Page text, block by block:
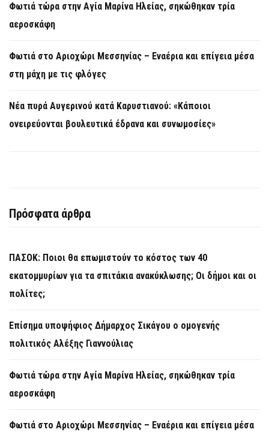
Φωτιά τώρα στην Aγία Μαρίνα Ηλείας, σηκώθηκαν τρία
αεροσκάφη
Φωτιά στο Αριοχώρι Μεσσηνίας – Εναέρια και επίγεια μέσα
στη μάχη με τις φλόγες
Νέα πυρά Αυγερινού κατά Καρυστιανού: «Κάποιοι
ονειρεύονται βουλευτικά έδρανα και συνωμοσίες»
Πρόσφατα άρθρα
ΠΑΣΟΚ: Ποιοι θα επωμιστούν το κόστος των 40
εκατομμυρίων για τα σπιτάκια ανακύκλωσης; Οι δήμοι και οι
πολίτες;
Επίσημα υποψήφιος Δήμαρχος Σικάγου ο ομογενής
πολιτικός Αλέξης Γιαννούλιας
Φωτιά τώρα στην Aγία Μαρίνα Ηλείας, σηκώθηκαν τρία
αεροσκάφη
Φωτιά στο Αριοχώρι Μεσσηνίας – Εναέρια και επίγεια μέσα